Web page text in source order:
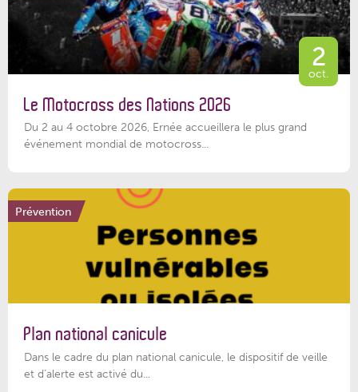
2
oct.
Le Motocross des Nations 2026
Du 2 au 4 octobre 2026, Ernée accueillera le plus grand
événement mondial de motocross...
Prévention
Plan national canicule
Dans le cadre du plan national canicule, le dispositif de veille
et d’alerte est activé du...